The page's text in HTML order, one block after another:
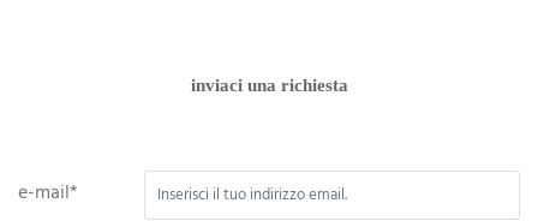
inviaci una richiesta
e-mail*